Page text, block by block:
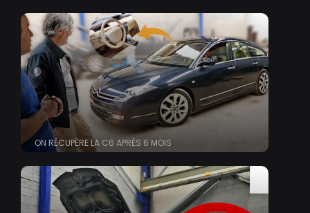
ON RÉCUPÈRE LA C6 APRÈS 6 MOIS